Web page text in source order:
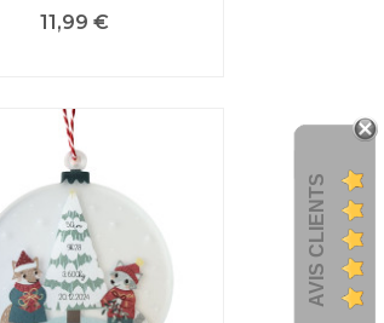
Prix
11,99 €
AVIS CLIENTS